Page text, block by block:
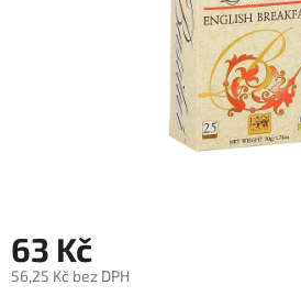
63 Kč
56,25 Kč bez DPH